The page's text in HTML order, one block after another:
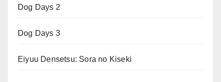
Dog Days 2
Dog Days 3
Eiyuu Densetsu: Sora no Kiseki